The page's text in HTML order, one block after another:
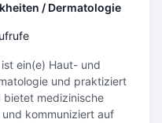
/ Dermatologie
ein(e) Haut- und
und praktiziert
bietet medizinische
kommuniziert auf